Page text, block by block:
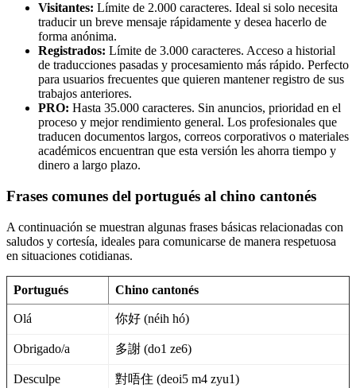
Visitantes: Límite de 2.000 caracteres. Ideal si solo necesita
traducir un breve mensaje rápidamente y desea hacerlo de
forma anónima.
Registrados: Límite de 3.000 caracteres. Acceso a historial
de traducciones pasadas y procesamiento más rápido. Perfecto
para usuarios frecuentes que quieren mantener registro de sus
trabajos anteriores.
PRO: Hasta 35.000 caracteres. Sin anuncios, prioridad en el
proceso y mejor rendimiento general. Los profesionales que
traducen documentos largos, correos corporativos o materiales
académicos encuentran que esta versión les ahorra tiempo y
dinero a largo plazo.
Frases comunes del portugués al chino cantonés
A continuación se muestran algunas frases básicas relacionadas con
saludos y cortesía, ideales para comunicarse de manera respetuosa
en situaciones cotidianas.
Portugués Chino cantonés
Olá 你好 (néih hó)
Obrigado/a 多謝 (do1 ze6)
Desculpe 對唔住 (deoi5 m4 zyu1)